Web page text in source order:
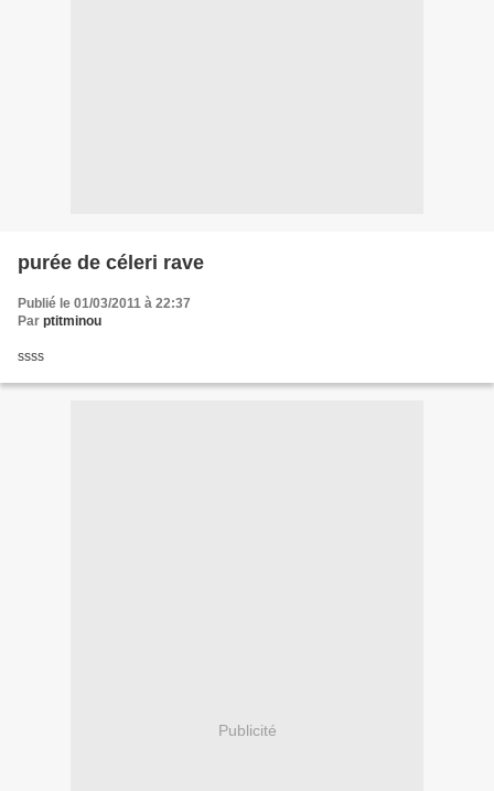
purée de céleri rave
Publié le 01/03/2011 à 22:37
Par ptitminou
ssss
Publicité